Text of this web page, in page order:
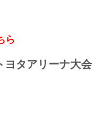
ら
ヨタアリーナ大会